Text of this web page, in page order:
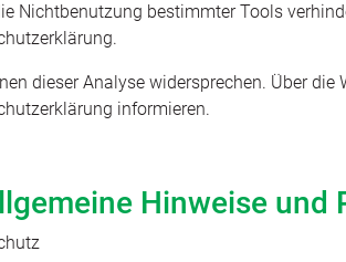
Nichtbenutzung bestimmter Tools
dieser Analyse widersprechen. Über
informieren.
Hinweise